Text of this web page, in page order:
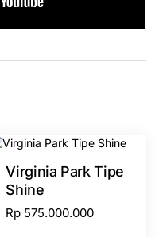
Virginia Park Tipe
Shine
Rp 575.000.000